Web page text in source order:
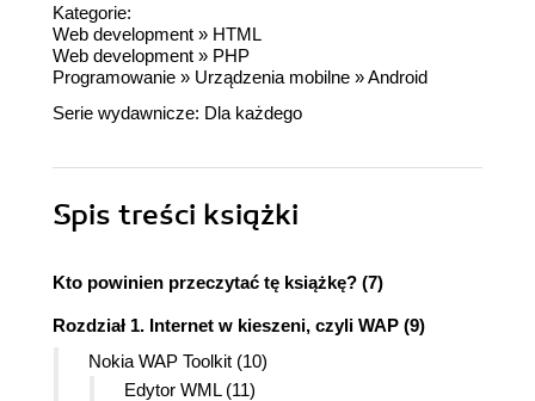
Kategorie:
Web development » HTML
Web development » PHP
Programowanie » Urządzenia mobilne »Android
Serie wydawnicze: Dla każdego
Spis treści książki
Kto powinien przeczytać tę książkę? (7)
Rozdział 1. Internet w kieszeni, czyli WAP (9)
Nokia WAP Toolkit (10)
Edytor WML (11)